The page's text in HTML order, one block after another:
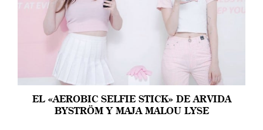
EL «AEROBIC SELFIE STICK» DE ARVIDA
BYSTRÖM Y MAJA MALOU LYSE